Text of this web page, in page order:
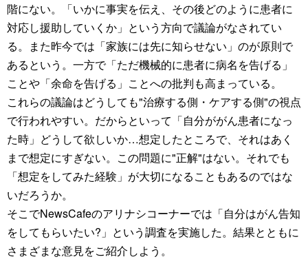
階にない。「いかに事実を伝え、その後どのように患者に
対応し援助していくか」という方向で議論がなされてい
る。また昨今では「家族には先に知らせない」のが原則で
あるという。一方で「ただ機械的に患者に病名を告げる」
ことや「余命を告げる」ことへの批判も高まっている。
これらの議論はどうしても"治療する側・ケアする側"の視点
で行われやすい。だからといって「自分ががん患者になっ
た時」どうして欲しいか…想定したところで、それはあく
まで想定にすぎない。この問題に"正解"はない。それでも
「想定をしてみた経験」が大切になることもあるのではな
いだろうか。
そこでNewsCafeのアリナシコーナーでは「自分はがん告知
をしてもらいたい?」という調査を実施した。結果とともに
さまざまな意見をご紹介しよう。